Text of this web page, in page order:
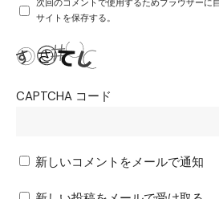
次回のコメントで使用するためブラウザーに
サイトを保存する。
CAPTCHA コード
新しいコメントをメールで通知